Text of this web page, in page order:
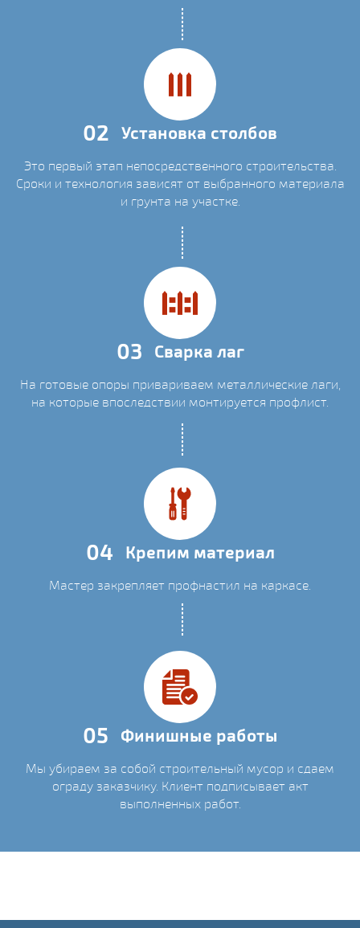
02 Установка столбов
Это первый этап непосредственного строительства.
Сроки и технология зависят от выбранного материала
и грунта на участке.
03 Сварка лаг
На готовые опоры привариваем металлические лаги,
на которые впоследствии монтируется профлист.
04 Крепим материал
Мастер закрепляет профнастил на каркасе.
05 Финишные работы
Мы убираем за собой строительный мусор и сдаем
ограду заказчику. Клиент подписывает акт
выполненных работ.